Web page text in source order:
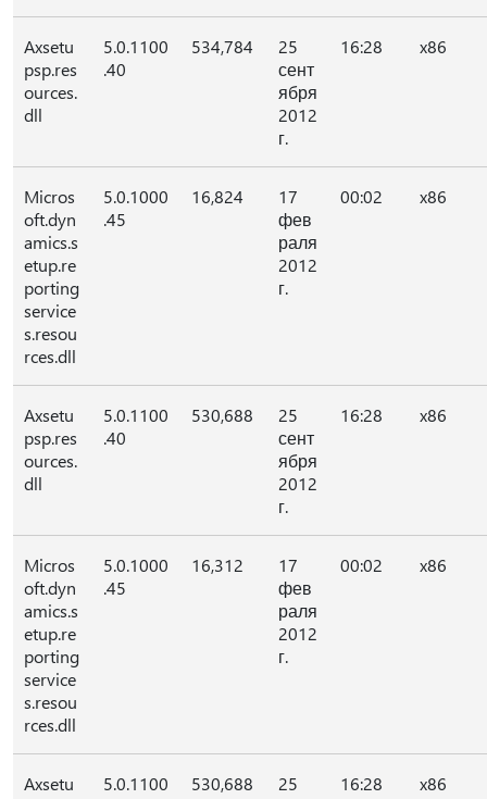
Axsetu
psp.res
ources.
dll
5.0.1100
.40
534,784
25
сент
ября
2012
г.
16:28 x86
Micros
oft.dyn
amics.s
etup.re
porting
service
s.resou
rces.dll
5.0.1000
.45
16,824
17
фев
раля
2012
г.
00:02 x86
Axsetu
psp.res
ources.
dll
5.0.1100
.40
530,688
25
сент
ября
2012
г.
16:28 x86
Micros
oft.dyn
amics.s
etup.re
porting
service
s.resou
rces.dll
5.0.1000
.45
16,312
17
фев
раля
2012
г.
00:02 x86
Axsetu
5.0.1100
530,688
25
16:28 x86